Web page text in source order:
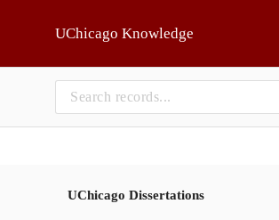
UChicago Knowledge
UChicago Dissertations